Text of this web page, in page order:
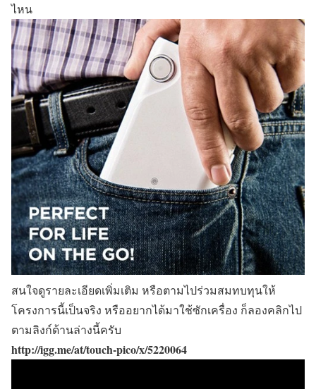
ไหน
สนใจดูรายละเอียดเพิ่มเติม หรือตามไปร่วมสมทบทุนให้
โครงการนี้เป็นจริง หรืออยากได้มาใช้ซักเครื่อง ก็ลองคลิกไป
ตามลิงก์ด้านล่างนี้ครับ
http://igg.me/at/touch-pico/x/5220064